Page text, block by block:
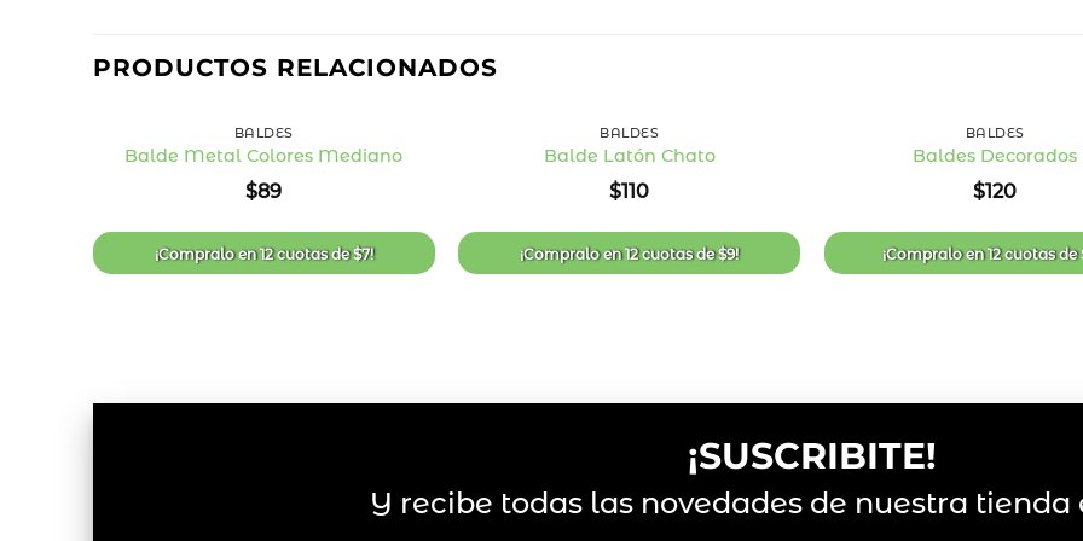
PRODUCTOS RELACIONADOS
de
deseos
BALDES
Balde Metal Colores Mediano
$89
¡Compralo en12 cuotasde$7!
de
deseos
BALDES
Balde Latón Chato
$110
¡Compralo en12 cuotasde$9!
BALDES
Baldes Decorados
$120
¡Compralo en12 cuotasde
¡SUSCRIBITE!
Y recibe todas las novedades de nuestra tienda